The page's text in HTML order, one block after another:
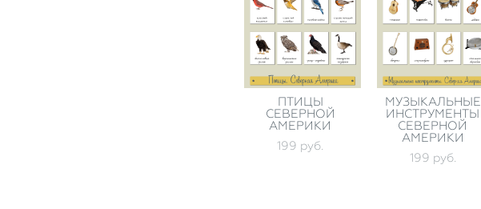
ПТИЦЫ
СЕВЕРНОЙ
АМЕРИКИ
199 pуб.
МУЗЫКАЛЬНЫЕ
ИНСТРУМЕНТЫ
СЕВЕРНОЙ
АМЕРИКИ
199 pуб.